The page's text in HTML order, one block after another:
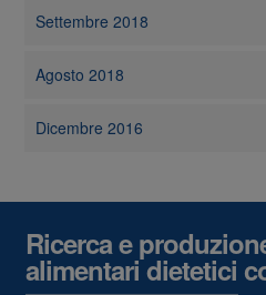
Settembre 2018
Agosto 2018
Dicembre 2016
Ricerca e
alimentari dietetici